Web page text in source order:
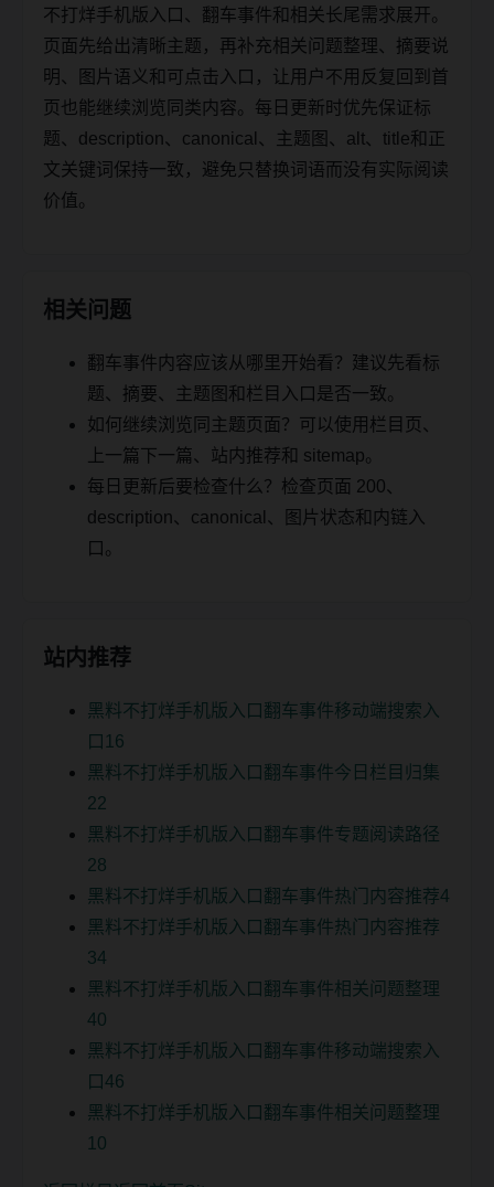
不打烊手机版入口、翻车事件和相关长尾需求展开。
页面先给出清晰主题，再补充相关问题整理、摘要说
明、图片语义和可点击入口，让用户不用反复回到首
页也能继续浏览同类内容。每日更新时优先保证标
题、description、canonical、主题图、alt、title和正
文关键词保持一致，避免只替换词语而没有实际阅读
价值。
相关问题
翻车事件内容应该从哪里开始看？建议先看标
题、摘要、主题图和栏目入口是否一致。
如何继续浏览同主题页面？可以使用栏目页、
上一篇下一篇、站内推荐和 sitemap。
每日更新后要检查什么？检查页面 200、
description、canonical、图片状态和内链入
口。
站内推荐
黑料不打烊手机版入口翻车事件移动端搜索入
口16
黑料不打烊手机版入口翻车事件今日栏目归集
22
黑料不打烊手机版入口翻车事件专题阅读路径
28
黑料不打烊手机版入口翻车事件热门内容推荐4
黑料不打烊手机版入口翻车事件热门内容推荐
34
黑料不打烊手机版入口翻车事件相关问题整理
40
黑料不打烊手机版入口翻车事件移动端搜索入
口46
黑料不打烊手机版入口翻车事件相关问题整理
10